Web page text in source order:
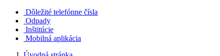
Dôležité telefónne čísla
Odpady
Inštitúcie
Mobilná aplikácia